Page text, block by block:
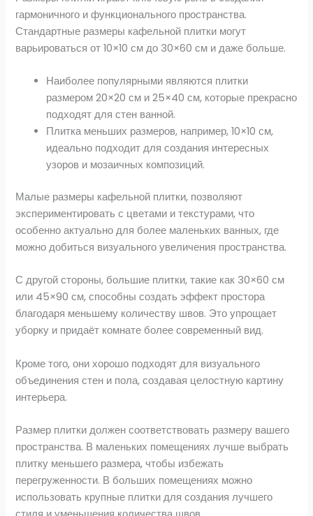
гармоничного и функционального пространства.
Стандартные размеры кафельной плитки могут
варьироваться от 10×10 см до 30×60 см и даже больше.
Наиболее популярными являются плитки
размером 20×20 см и 25×40 см, которые прекрасно
подходят для стен ванной.
Плитка меньших размеров, например, 10×10 см,
идеально подходит для создания интересных
узоров и мозаичных композиций.
Малые размеры кафельной плитки, позволяют
экспериментировать с цветами и текстурами, что
особенно актуально для более маленьких ванных, где
можно добиться визуального увеличения пространства.
С другой стороны, большие плитки, такие как 30×60 см
или 45×90 см, способны создать эффект простора
благодаря меньшему количеству швов. Это упрощает
уборку и придаёт комнате более современный вид.
Кроме того, они хорошо подходят для визуального
объединения стен и пола, создавая целостную картину
интерьера.
Размер плитки должен соответствовать размеру вашего
пространства. В маленьких помещениях лучше выбрать
плитку меньшего размера, чтобы избежать
перегруженности. В больших помещениях можно
использовать крупные плитки для создания лучшего